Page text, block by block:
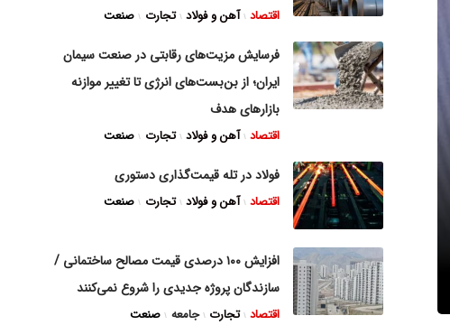
اقتصاد آهن و فولاد تجارت صنعت
فرسایش مزیت‌های رقابتی در صنعت سیمان
ایران؛ از بن‌بست‌های انرژی تا تغییر موازنه
بازارهای هدف
اقتصاد آهن و فولاد تجارت صنعت
فولاد در تله قیمت‌گذاری دستوری
اقتصاد آهن و فولاد تجارت صنعت
افزایش ۱۰۰ درصدی قیمت مصالح ساختمانی /
سازندگان پروژه جدیدی را شروع نمی‌کنند
اقتصاد تجارت جامعه صنعت